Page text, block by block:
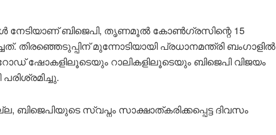
നേടിയാണ് ബിജെപി, തൃണമൂൽ കോൺഗ്രസിന്റെ 15
തിരഞ്ഞെടുപ്പിന് മുന്നോടിയായി പ്രധാനമന്ത്രി ബംഗാളിൽ
ഷോകളിലൂടെയും റാലികളിലൂടെയും ബിജെപി വിജയം
ബിജെപിയുടെ സ്വപ്നം സാക്ഷാത്കരിക്കപ്പെട്ട ദിവസം